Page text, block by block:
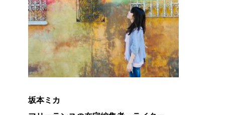
坂本ミカ